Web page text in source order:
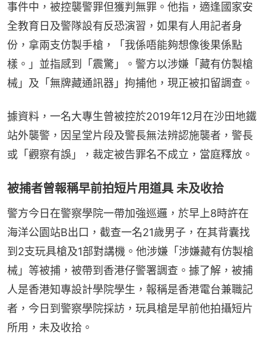
事件中，被控襲警罪但獲判無罪。他指，適逢國家安
全教育日及警隊設有反恐演習，如果有人用記者身
份，拿兩支仿製手槍，「我係唔能夠想像後果係點
樣。」並指感到「震驚」。警方以涉嫌「藏有仿製槍
械」及「無牌藏通訊器」拘捕他，現正被扣留調查。
據資料，一名大專生曾被控於2019年12月在沙田地鐵
站外襲警，因呈堂片段及警長無法辨認施襲者，警長
或「觀察有誤」，裁定被告罪名不成立，當庭釋放。
被捕者曾報稱早前拍短片用道具 未及收拾
警方今日在警察學院一帶加強巡邏，於早上8時許在
海洋公園站B出口，截查一名21歲男子，在其背囊找
到2支玩具槍及1部對講機。他涉嫌「涉嫌藏有仿製槍
械」等被捕，被帶到香港仔警署調查。據了解，被捕
人是香港知專設計學院學生，報稱是香港電台兼職記
者，今日到警察學院採訪，玩具槍是早前他拍攝短片
所用，未及收拾。